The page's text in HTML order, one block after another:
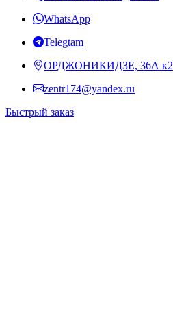
WhatsApp
Telegtam
ОРДЖОНИКИДЗЕ, 36А к2
zentr174@yandex.ru
Быстрый заказ